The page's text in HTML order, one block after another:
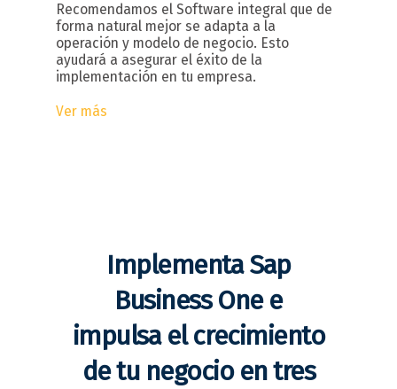
Recomendamos el Software integral que de
forma natural mejor se adapta a la
operación y modelo de negocio. Esto
ayudará a asegurar el éxito de la
implementación en tu empresa.
Ver más
Implementa Sap
Business One e
impulsa el crecimiento
de tu negocio en tres